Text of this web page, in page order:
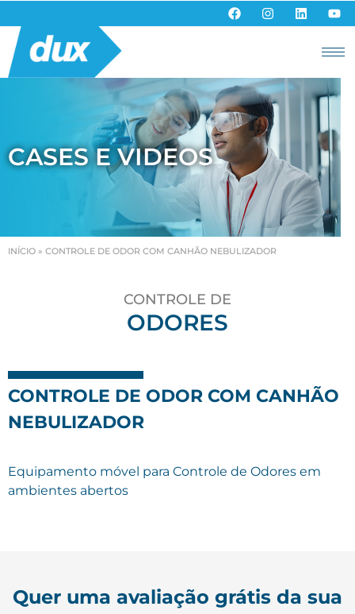
CASES E VIDEOS
INÍCIO » CONTROLE DE ODOR COM CANHÃO NEBULIZADOR
CONTROLE DE
ODORES
CONTROLE DE ODOR COM CANHÃO
NEBULIZADOR
Equipamento móvel para Controle de Odores em
ambientes abertos
Quer uma avaliação grátis da sua